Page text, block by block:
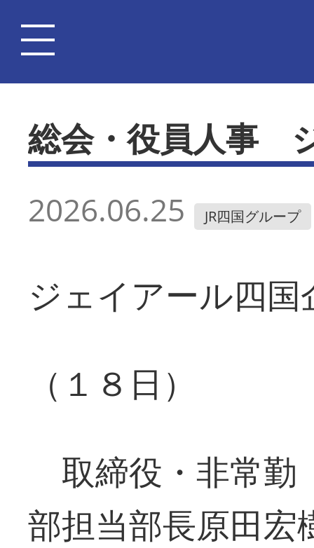
総会・役員人事
2026.06.25 JR四国グループ
ジェイアール四国
（１８日）
取締役・非常
部担当部長原田宏